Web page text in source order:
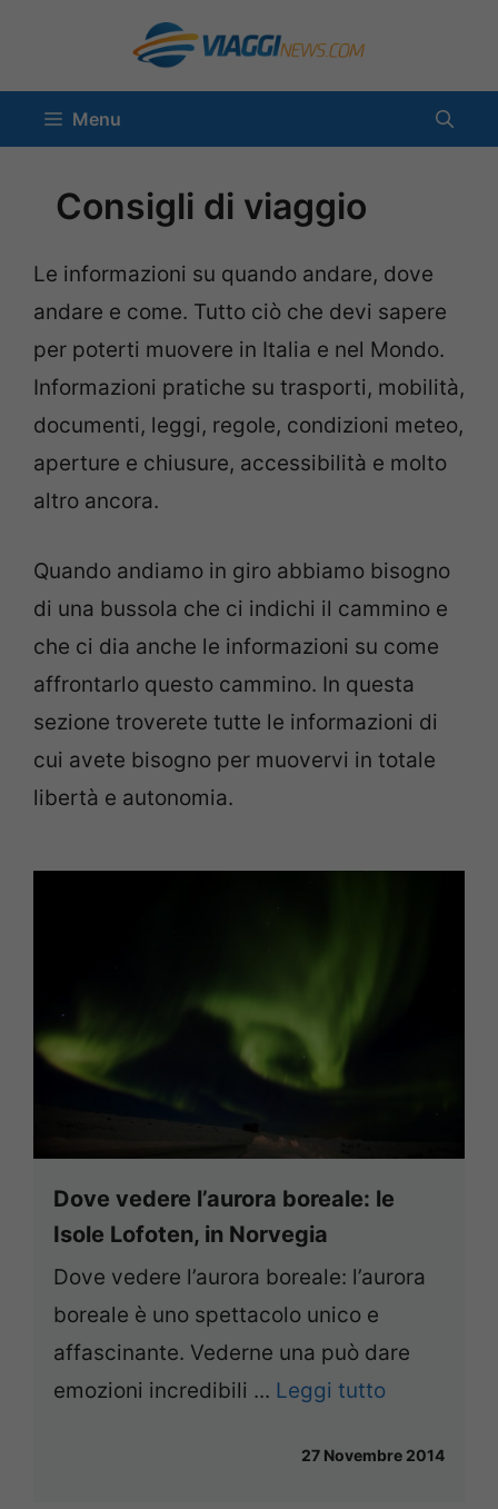
contenuto
Menu
Consigli di viaggio
Le informazioni su quando andare, dove
andare e come. Tutto ciò che devi sapere
per poterti muovere in Italia e nel Mondo.
Informazioni pratiche su trasporti, mobilità,
documenti, leggi, regole, condizioni meteo,
aperture e chiusure, accessibilità e molto
altro ancora.
Quando andiamo in giro abbiamo bisogno
di una bussola che ci indichi il cammino e
che ci dia anche le informazioni su come
affrontarlo questo cammino. In questa
sezione troverete tutte le informazioni di
cui avete bisogno per muovervi in totale
libertà e autonomia.
Dove vedere l’aurora boreale: le
Isole Lofoten, in Norvegia
Dove vedere l’aurora boreale: l’aurora
boreale è uno spettacolo unico e
affascinante. Vederne una può dare
emozioni incredibili ... Leggi tutto
27 Novembre 2014